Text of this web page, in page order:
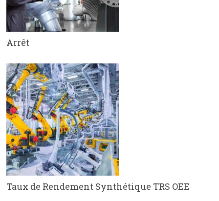
Arrêt
Taux de Rendement Synthétique TRS OEE